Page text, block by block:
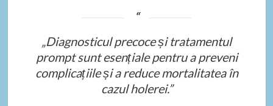
„Diagnosticul precoce și tratamentul
prompt sunt esențiale pentru a preveni
complicațiile și a reduce mortalitatea în
cazul holerei.”